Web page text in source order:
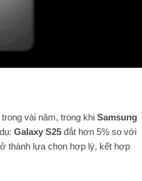
trong vài năm, trong khi Samsung
Galaxy S25 đắt hơn 5% so với
thành lựa chọn hợp lý, kết hợp